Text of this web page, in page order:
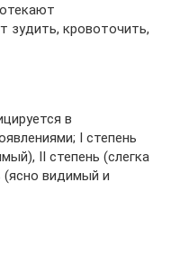
зудить, кровоточить,
в
I степень
II степень (слегка
видимый и